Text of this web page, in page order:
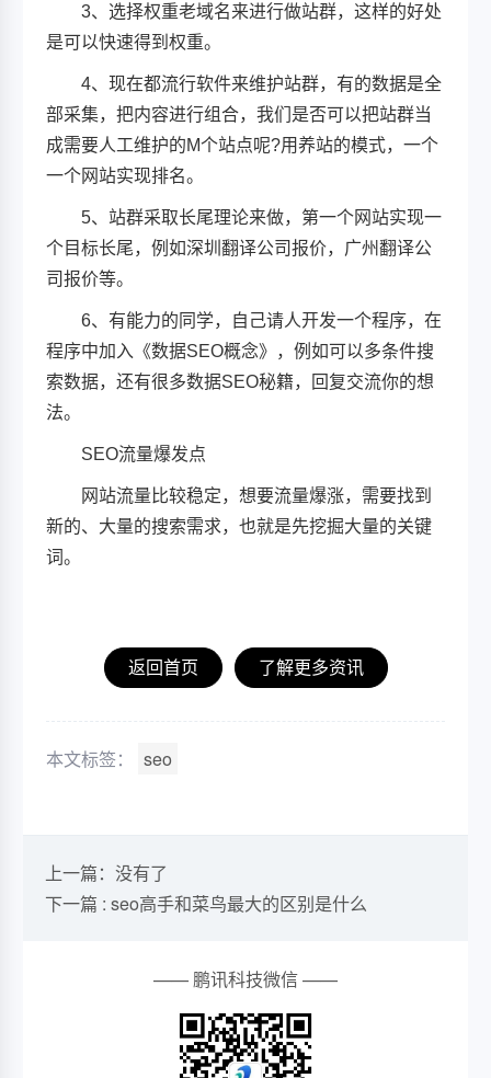
3、选择权重老域名来进行做站群，这样的好处
是可以快速得到权重。
4、现在都流行软件来维护站群，有的数据是全
部采集，把内容进行组合，我们是否可以把站群当
成需要人工维护的M个站点呢?用养站的模式，一个
一个网站实现排名。
5、站群采取长尾理论来做，第一个网站实现一
个目标长尾，例如深圳翻译公司报价，广州翻译公
司报价等。
6、有能力的同学，自己请人开发一个程序，在
程序中加入《数据SEO概念》，例如可以多条件搜
索数据，还有很多数据SEO秘籍，回复交流你的想
法。
SEO流量爆发点
网站流量比较稳定，想要流量爆涨，需要找到
新的、大量的搜索需求，也就是先挖掘大量的关键
词。
返回首页 了解更多资讯
本文标签： seo
上一篇：没有了
下一篇 : seo高手和菜鸟最大的区别是什么
—— 鹏讯科技微信 ——